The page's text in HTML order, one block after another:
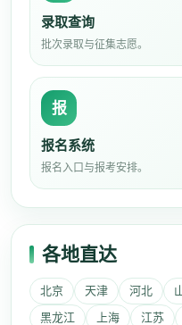
录取查询
批次录取与征集志愿。
报
报名系统
报名入口与报考安排。
各地直达
北京 天津 河北
黑龙江
上海 江苏